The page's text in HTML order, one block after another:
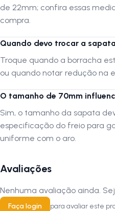
de 22mm; confira essas
compra.
Quando devo trocar a
Troque quando a borracha
ou quando notar redução na
O tamanho de 70mm
Sim, o tamanho da sapata
especificação do freio para
uniforme com o aro.
Avaliações
Nenhuma avaliação ainda.
Faça login para avaliar este